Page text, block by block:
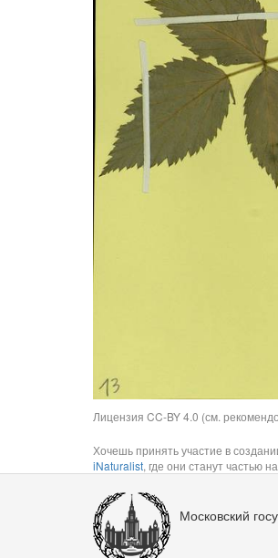
Лицензия CC-BY 4.0 (см.
Хочешь принять участие в
iNaturalist, где они станут частью
Московский